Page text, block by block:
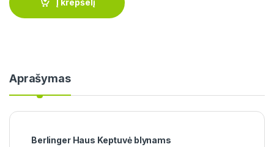
Į krepšelį
Aprašymas
Berlinger Haus Keptuvė blynams